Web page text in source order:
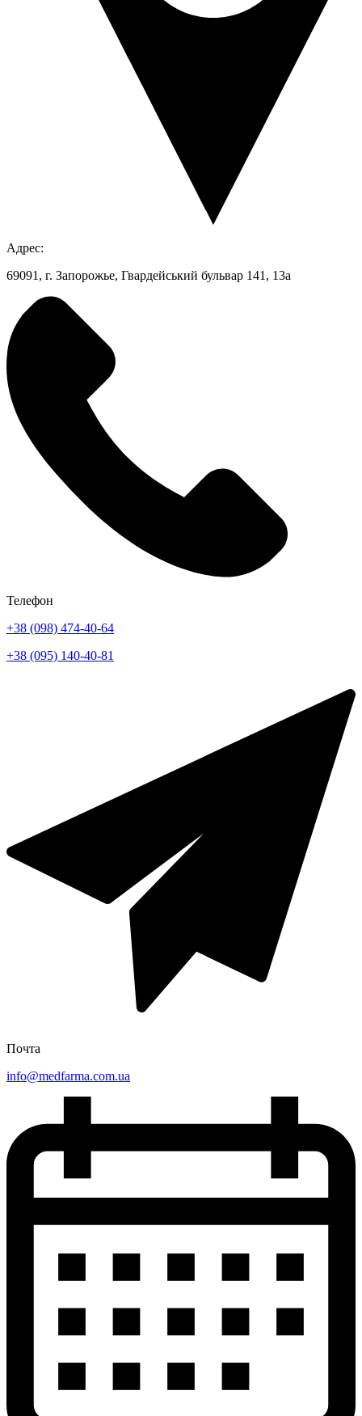
Адрес:
69091, г. Запорожье, Гвардейський бульвар 141, 13а
Телефон
+38 (098) 474-40-64
+38 (095) 140-40-81
Почта
info@medfarma.com.ua